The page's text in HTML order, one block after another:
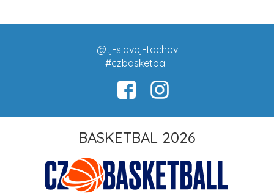
@tj-slavoj-tachov
#czbasketball
BASKETBAL 2026